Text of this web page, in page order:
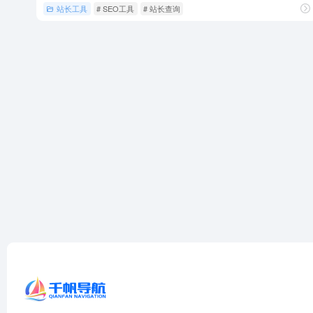
站长工具 # SEO工具 # 站长查询